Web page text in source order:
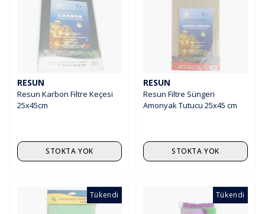
RESUN
Resun Karbon Filtre Keçesi
25x45cm
STOKTA YOK
RESUN
Resun Filtre Süngeri
Amonyak Tutucu 25x45 cm
STOKTA YOK
Tükendi Tükendi